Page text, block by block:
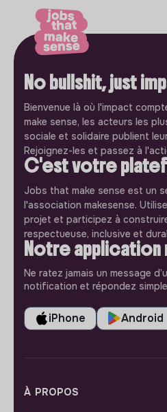
No bullshit, just
Bienvenue là où l'impact
make sense, les acteurs les
sociale et solidaire publient
Rejoignez-les et passez à
C'est votre
Jobs that make sense est un
l'association makesense.
projet et participez à
respectueuse, inclusive et
Notre application
Ne ratez jamais un message
notification et répondez
iPhone Android
À PROPOS